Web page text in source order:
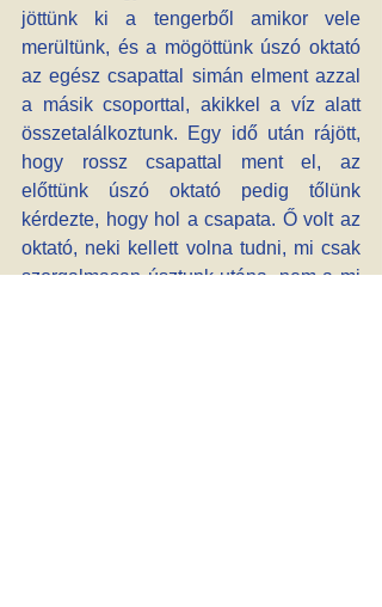
jöttünk ki a tengerből amikor vele
merültünk, és a mögöttünk úszó oktató
az egész csapattal simán elment azzal
a másik csoporttal, akikkel a víz alatt
összetalálkoztunk. Egy idő után rájött,
hogy rossz csapattal ment el, az
előttünk úszó oktató pedig tőlünk
kérdezte, hogy hol a csapata. Ő volt az
oktató, neki kellett volna tudni, mi csak
szorgalmasan úsztunk utána, nem a mi